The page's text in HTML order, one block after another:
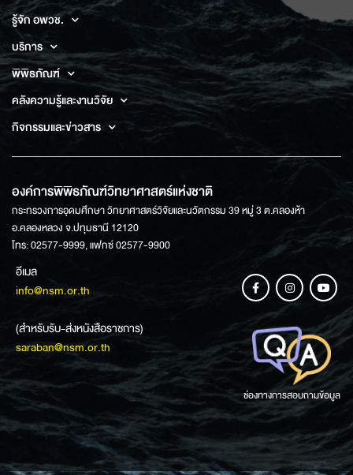
รู้จัก อพวช.
บริการ
พิพิธภัณฑ์
คลังความรู้และงานวิจัย
กิจกรรมและข่าวสาร
องค์การพิพิธภัณฑ์วิทยาศาสตร์แห่งชาติ
กระทรวงการอุดมศึกษา วิทยาศาสตร์วิจัยและนวัตกรรม 39 หมู่ 3 ต.คลองห้า
อ.คลองหลวง จ.ปทุมธานี 12120
โทร: 02577-9999, แฟกซ์ 02577-9900
อีเมล
info@nsm.or.th
(สำหรับรับ-ส่งหนังสือราชการ)
saraban@nsm.or.th
ช่องทางการสอบถามข้อมูล